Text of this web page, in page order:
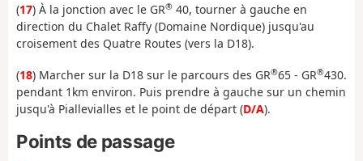
(17) À la jonction avec le GR® 40, tourner à gauche en
direction du Chalet Raffy (Domaine Nordique) jusqu'au
croisement des Quatre Routes (vers la D18).
(18) Marcher sur la D18 sur le parcours des GR®65 - GR®430.
pendant 1km environ. Puis prendre à gauche sur un chemin
jusqu'à Piallevialles et le point de départ (D/A).
Points de passage